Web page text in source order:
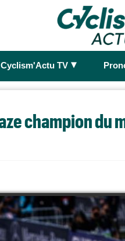
Cyclism'Actu TV ►
champion du